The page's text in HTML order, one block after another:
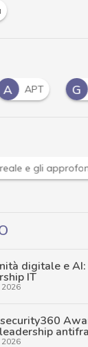
Green Pass
e Malware: le
digitale e
IT